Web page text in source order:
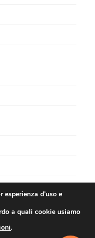
d'uso e
a quali cookie usiamo
.